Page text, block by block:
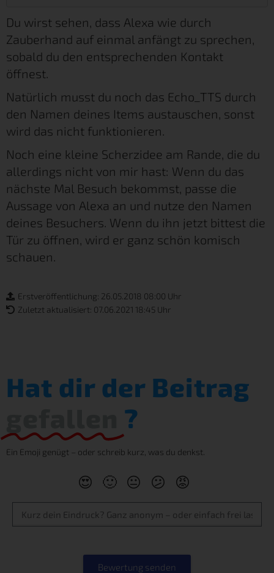
Du wirst sehen, dass Alexa wie durch
Zauberhand auf einmal anfängt zu sprechen,
sobald du den entsprechenden Kontakt
öffnest.
Natürlich musst du noch das Echo_TTS durch
den Namen deines Items austauschen, sonst
wird das nicht funktionieren.
Noch eine kleine Scherzidee am Rande, die du
allerdings nicht von mir hast: Wenn du das
nächste Mal Besuch bekommst, passe die
Aussage von Alexa an und nutze den Namen
deines Besuchers. Wenn du ihn jetzt bittest die
Tür zu öffnen, wird er ganz schön komisch
schauen.
Erstveröffentlichung: 26.05.2018 08:00 Uhr
Zuletzt aktualisiert: 07.06.2021 18:45 Uhr
Hat dir der Beitrag
?
Ein Emoji genügt – oder schreib kurz, was du denkst.
😍 🙂 😐 😕 😡
Bewertung senden